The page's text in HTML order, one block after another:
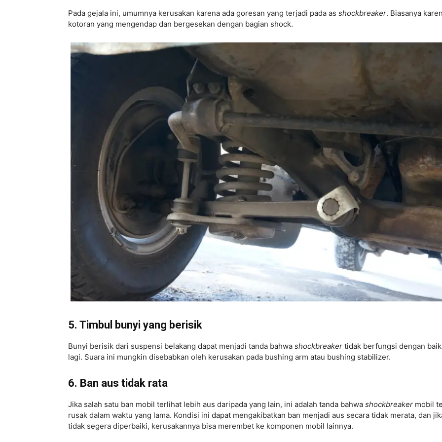
Pada gejala ini, umumnya kerusakan karena ada goresan yang terjadi pada as shockbreaker. Biasanya
kotoran yang mengendap dan bergesekan dengan bagian shock.
5. Timbul bunyi yang berisik
Bunyi berisik dari suspensi belakang dapat menjadi tanda bahwa shockbreaker tidak berfungsi dengan baik
lagi. Suara ini mungkin disebabkan oleh kerusakan pada bushing arm atau bushing stabilizer.
6. Ban aus tidak rata
Jika salah satu ban mobil terlihat lebih aus daripada yang lain, ini adalah tanda bahwa shockbreaker mobil
rusak dalam waktu yang lama. Kondisi ini dapat mengakibatkan ban menjadi aus secara tidak merata, dan
tidak segera diperbaiki, kerusakannya bisa merembet ke komponen mobil lainnya.